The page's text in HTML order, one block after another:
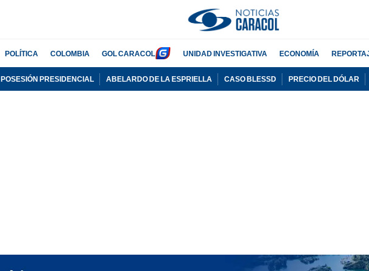
POLÍTICA COLOMBIA GOL CARACOL UNIDAD INVESTIGATIVA ECONOMÍA
POSESIÓN PRESIDENCIAL ABELARDO DE LA ESPRIELLA CASO BLESSD PRECIO DEL DÓLAR